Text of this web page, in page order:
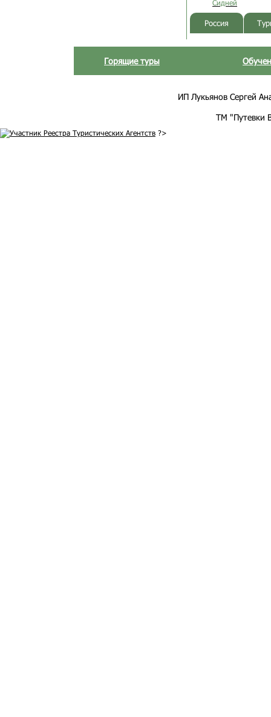
Сидней
Россия
Горящие туры
ИП Лукьянов Сергей
ТМ "Путевки
?>